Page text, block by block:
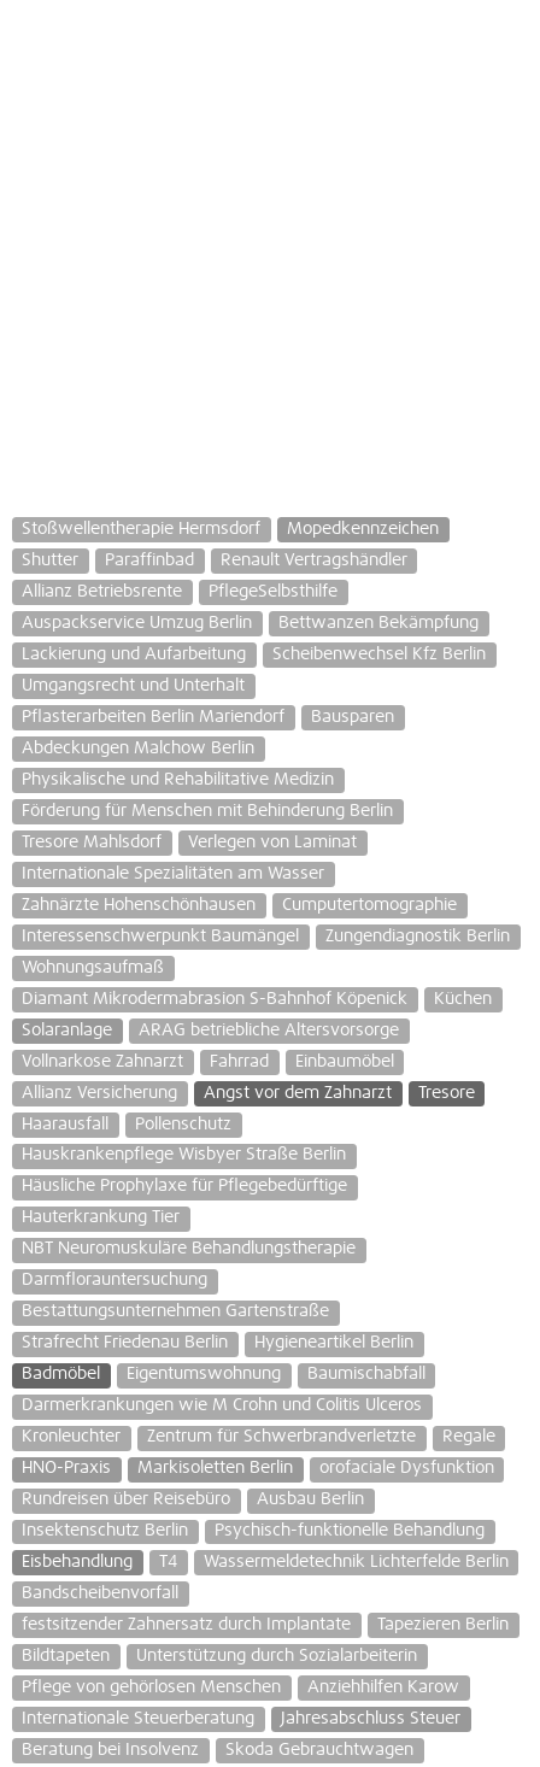
Stoßwellentherapie Hermsdorf
Mopedkennzeichen
Shutter
Paraffinbad
Renault Vertragshändler
Allianz Betriebsrente
PflegeSelbsthilfe
Auspackservice Umzug Berlin
Bettwanzen Bekämpfung
Lackierung und Aufarbeitung
Scheibenwechsel Kfz Berlin
Umgangsrecht und Unterhalt
Pflasterarbeiten Berlin Mariendorf
Bausparen
Abdeckungen Malchow Berlin
Physikalische und Rehabilitative Medizin
Förderung für Menschen mit Behinderung Berlin
Tresore Mahlsdorf
Verlegen von Laminat
Internationale Spezialitäten am Wasser
Zahnärzte Hohenschönhausen
Cumputertomographie
Interessenschwerpunkt Baumängel
Zungendiagnostik Berlin
Wohnungsaufmaß
Diamant Mikrodermabrasion S-Bahnhof Köpenick
Küchen
Solaranlage
ARAG betriebliche Altersvorsorge
Vollnarkose Zahnarzt
Fahrrad
Einbaumöbel
Allianz Versicherung
Angst vor dem Zahnarzt
Tresore
Haarausfall
Pollenschutz
Hauskrankenpflege Wisbyer Straße Berlin
Häusliche Prophylaxe für Pflegebedürftige
Hauterkrankung Tier
NBT Neuromuskuläre Behandlungstherapie
Darmflorauntersuchung
Bestattungsunternehmen Gartenstraße
Strafrecht Friedenau Berlin
Hygieneartikel Berlin
Badmöbel
Eigentumswohnung
Baumischabfall
Darmerkrankungen wie M Crohn und Colitis Ulceros
Kronleuchter
Zentrum für Schwerbrandverletzte
Regale
HNO-Praxis
Markisoletten Berlin
orofaciale Dysfunktion
Rundreisen über Reisebüro
Ausbau Berlin
Insektenschutz Berlin
Psychisch-funktionelle Behandlung
Eisbehandlung
T4
Wassermeldetechnik Lichterfelde Berlin
Bandscheibenvorfall
festsitzender Zahnersatz durch Implantate
Tapezieren Berlin
Bildtapeten
Unterstützung durch Sozialarbeiterin
Pflege von gehörlosen Menschen
Anziehhilfen Karow
Internationale Steuerberatung
Jahresabschluss Steuer
Beratung bei Insolvenz
Skoda Gebrauchtwagen